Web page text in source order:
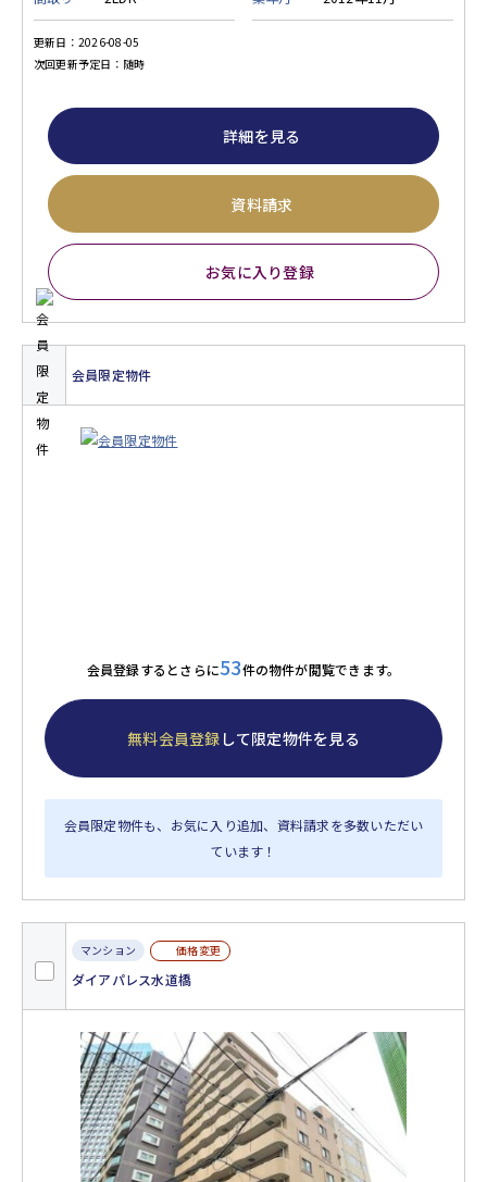
更新日：2026-08-05
次回更新予定日：随時
詳細を見る
資料請求
お気に入り登録
会員限定物件
会員登録するとさらに53件の物件が閲覧できます。
無料会員登録 して限定物件を見る
会員限定物件も、お気に入り追加、資料請求を多数いただい
ています！
マンション 価格変更
ダイアパレス水道橋